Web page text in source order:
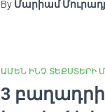
By Մարիամ
ԱՄԵՆ ԻՆՉ ՏԵՔՍՏԵՐԻ
3